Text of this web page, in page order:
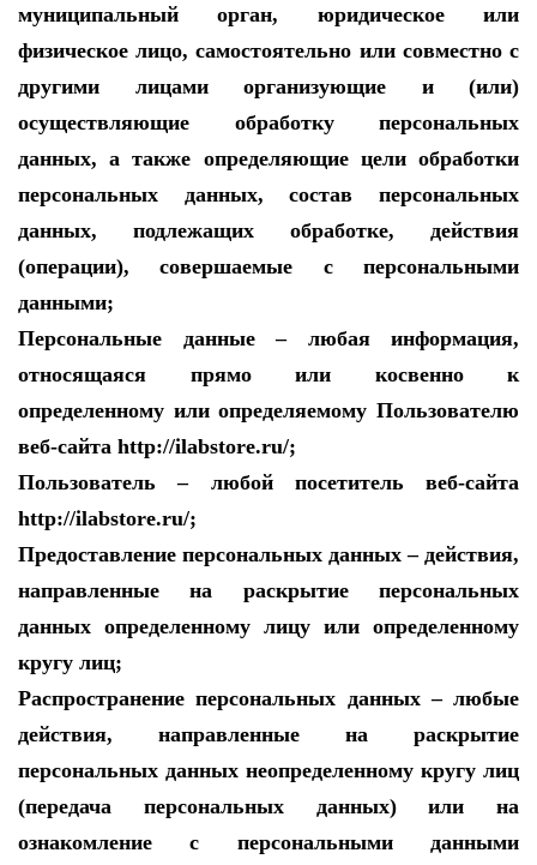
муниципальный орган, юридическое или
физическое лицо, самостоятельно или совместно с
другими лицами организующие и (или)
осуществляющие обработку персональных
данных, а также определяющие цели обработки
персональных данных, состав персональных
данных, подлежащих обработке, действия
(операции), совершаемые с персональными
данными;
Персональные данные – любая информация,
относящаяся прямо или косвенно к
определенному или определяемому Пользователю
веб-сайта http://ilabstore.ru/;
Пользователь – любой посетитель веб-сайта
http://ilabstore.ru/;
Предоставление персональных данных – действия,
направленные на раскрытие персональных
данных определенному лицу или определенному
кругу лиц;
Распространение персональных данных – любые
действия, направленные на раскрытие
персональных данных неопределенному кругу лиц
(передача персональных данных) или на
ознакомление с персональными данными